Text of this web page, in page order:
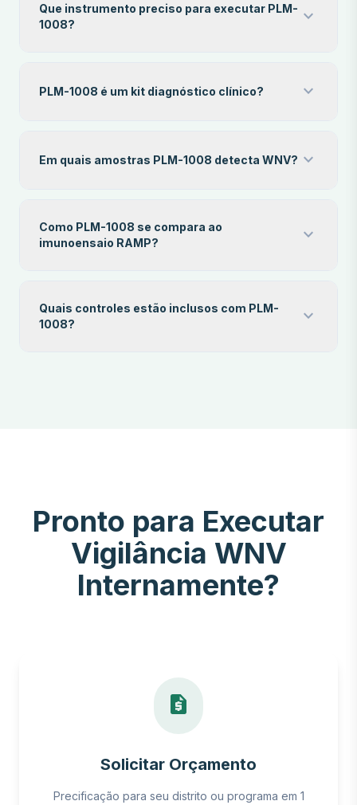
Que instrumento preciso para executar PLM-
1008?
expand_more
PLM-1008 é um kit diagnóstico clínico? expand_more
Em quais amostras PLM-1008 detecta WNV? expand_more
Como PLM-1008 se compara ao
imunoensaio RAMP?
expand_more
Quais controles estão inclusos com PLM-
1008?
expand_more
Pronto para Executar
Vigilância WNV
Internamente?
request_quote
Solicitar Orçamento
Precificação para seu distrito ou programa em 1
Pro-AmpRT WNV Isothermal Kit
Ask me anything about PLM-1008 and the